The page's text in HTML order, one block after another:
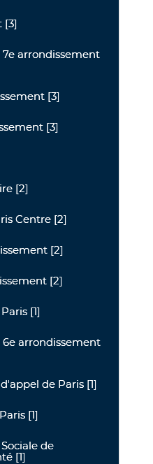
[3]
7e arrondissement
[3]
[3]
[2]
Centre [2]
[2]
[2]
[1]
6e arrondissement
Paris de Paris [1]
[1]
l'Enfance et de la Santé
de
[1]